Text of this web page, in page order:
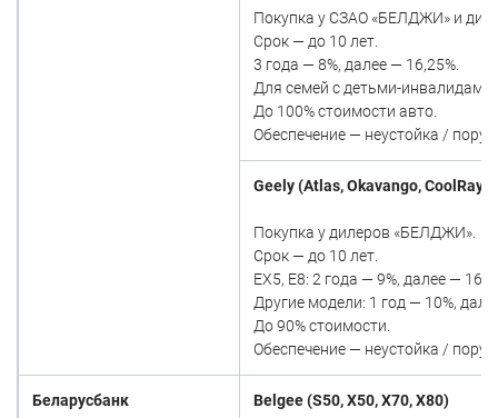
Покупка у СЗАО «БЕЛДЖИ» и
Срок — до 10 лет.
3 года — 8%, далее — 16,25%.
Для семей с детьми-
До 100% стоимости авто.
Обеспечение — неустойка /
Geely (Atlas, Okavango, CoolRay,
Покупка у дилеров «БЕЛДЖИ».
Срок — до 10 лет.
EX5, E8: 2 года — 9%, далее —
Другие модели: 1 год — 10%,
До 90% стоимости.
Обеспечение — неустойка /
Беларусбанк Belgee (S50, X50, X70, X80)